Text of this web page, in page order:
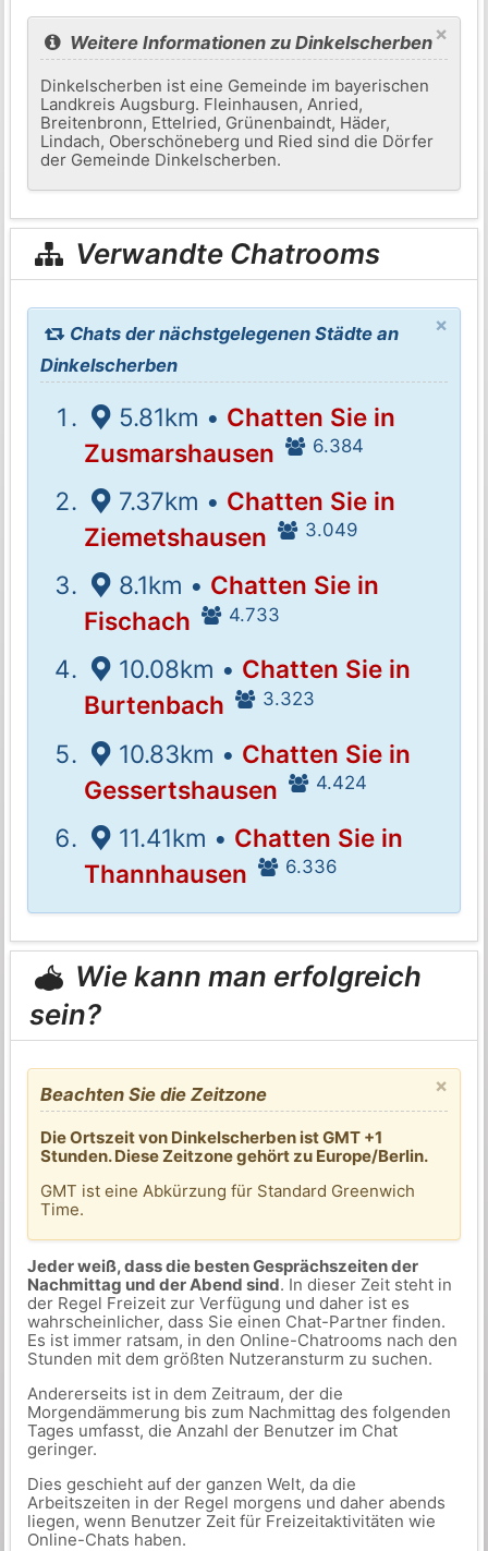
×
Weitere Informationen zu Dinkelscherben
Dinkelscherben ist eine Gemeinde im bayerischen
Landkreis Augsburg. Fleinhausen, Anried,
Breitenbronn, Ettelried, Grünenbaindt, Häder,
Lindach, Oberschöneberg und Ried sind die Dörfer
der Gemeinde Dinkelscherben.
Verwandte Chatrooms
×
Chats der nächstgelegenen Städte an
Dinkelscherben
5.81km • Chatten Sie in
Zusmarshausen
6.384
7.37km • Chatten Sie in
Ziemetshausen
3.049
8.1km • Chatten Sie in
Fischach
4.733
10.08km • Chatten Sie in
Burtenbach
3.323
10.83km • Chatten Sie in
Gessertshausen
4.424
11.41km • Chatten Sie in
Thannhausen
6.336
Wie kann man erfolgreich
sein?
×
Beachten Sie die Zeitzone
Die Ortszeit von Dinkelscherben ist GMT +1
Stunden. Diese Zeitzone gehört zu Europe/Berlin.
GMT ist eine Abkürzung für Standard Greenwich
Time.
Jeder weiß, dass die besten Gesprächszeiten der
Nachmittag und der Abend sind. In dieser Zeit steht in
der Regel Freizeit zur Verfügung und daher ist es
wahrscheinlicher, dass Sie einen Chat-Partner finden.
Es ist immer ratsam, in den Online-Chatrooms nach den
Stunden mit dem größten Nutzeransturm zu suchen.
Andererseits ist in dem Zeitraum, der die
Morgendämmerung bis zum Nachmittag des folgenden
Tages umfasst, die Anzahl der Benutzer im Chat
geringer.
Dies geschieht auf der ganzen Welt, da die
Arbeitszeiten in der Regel morgens und daher abends
liegen, wenn Benutzer Zeit für Freizeitaktivitäten wie
Online-Chats haben.